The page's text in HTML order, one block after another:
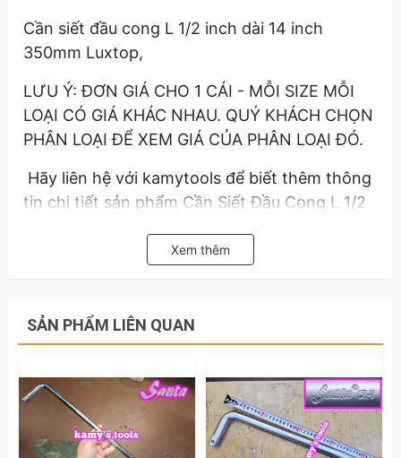
Cần siết đầu cong L 1/2 inch dài 14 inch
350mm Luxtop,
LƯU Ý: ĐƠN GIÁ CHO 1 CÁI - MỖI SIZE MỖI
LOẠI CÓ GIÁ KHÁC NHAU. QUÝ KHÁCH CHỌN
PHÂN LOẠI ĐỂ XEM GIÁ CỦA PHÂN LOẠI ĐÓ.
Hãy liên hệ với kamytools để biết thêm thông
tin chi tiết sản phẩm Cần Siết Đầu Cong L 1/2
LOẠI CÓ GIÁ KHÁC NHAU. QUÝ KHÁCH CHỌN
PHÂN LOẠI ĐỂ XEM GIÁ CỦA PHÂN LOẠI ĐÓ.
Xem thêm
SẢN PHẨM LIÊN QUAN